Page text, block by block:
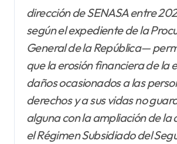
dirección de SENASA entre
según el expediente de la
General de la República—
que la erosión financiera de la
daños ocasionados a las
derechos y a sus vidas no
alguna con la ampliación de la
el Régimen Subsidiado del